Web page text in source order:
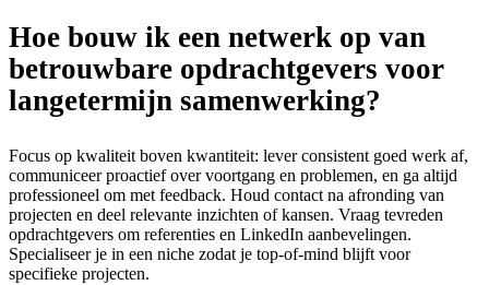
Hoe bouw ik een netwerk op van
betrouwbare opdrachtgevers voor
langetermijn samenwerking?
Focus op kwaliteit boven kwantiteit: lever consistent goed werk af,
communiceer proactief over voortgang en problemen, en ga altijd
professioneel om met feedback. Houd contact na afronding van
projecten en deel relevante inzichten of kansen. Vraag tevreden
opdrachtgevers om referenties en LinkedIn aanbevelingen.
Specialiseer je in een niche zodat je top-of-mind blijft voor
specifieke projecten.